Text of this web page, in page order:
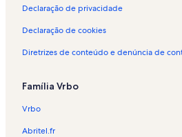
p
r
e
o
r
a
d
s
o
t
p
o
r
a
i
p
r
m
p
o
r
Declaração de privacidade
Declaração de cookies
Diretrizes de conteúdo e denúncia de
Família Vrbo
Vrbo
Abritel.fr